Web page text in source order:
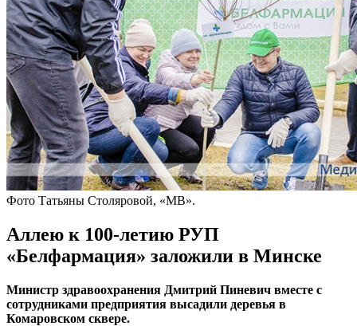
Фото Татьяны Столяровой, «МВ».
Аллею к 100-летию РУП
«Белфармация» заложили в Минске
Министр здравоохранения Дмитрий Пиневич вместе с
сотрудниками предприятия высадили деревья в
Комаровском сквере.